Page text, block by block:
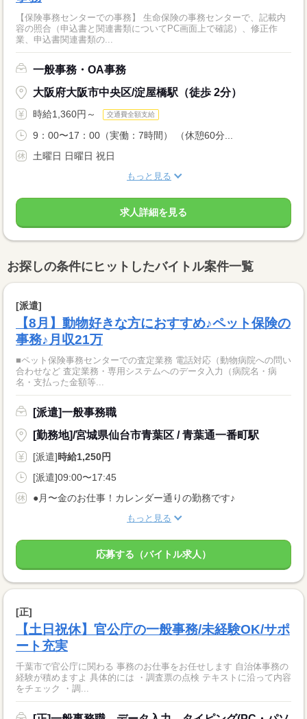
【保険事務センターでの事務】 生命保険の事務センターで、記載内
容の照合（申込書と関連書類についてPC画面上で確認）、修正作
業、申込書関連書類の...
一般事務・OA事務
大阪府大阪市中央区/淀屋橋駅（徒歩 2分）
時給1,360円～ 交通費全額支給
9：00〜17：00（実働：7時間） （休憩60分...
土曜日 日曜日 祝日
もっと見る
求人詳細を見る
お探しの条件にヒットしたバイトル案件一覧
[派遣]
【8月】動物好きな方におすすめ♪ペット保険の
事務♪月収21万
■ペット保険事務センターでの査定業務 電話対応（動物病院への問い
合わせなど 査定業務・専用システムへのデータ入力（病院名・病
名・支払った金額等...
[派遣]一般事務職
[勤務地]/宮城県仙台市青葉区 / 青葉通一番町駅
[派遣]時給1,250円
[派遣]09:00〜17:45
●月〜金のお仕事！カレンダー通りの勤務です♪
もっと見る
応募する（バイトル求人）
[正]
【土日祝休】官公庁の一般事務/未経験OK/サポ
ート充実
千葉市で官公庁に関わる 事務のお仕事をお任せします 自治体事務の
経験が積めますよ 具体的には ・調査票の点検 テキストに沿って内容
をチェック ・調...